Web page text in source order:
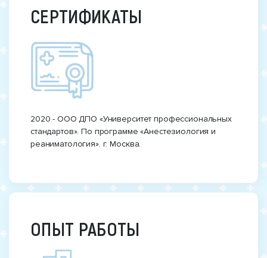
СЕРТИФИКАТЫ
2020 - ООО ДПО «Университет профессиональных
стандартов». По программе «Анестезиология и
реаниматология». г. Москва.
ОПЫТ РАБОТЫ